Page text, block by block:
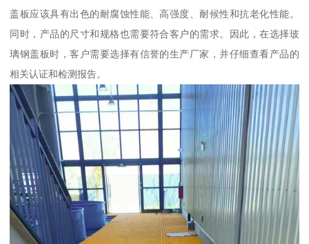
盖板应该具有出色的耐腐蚀性能、高强度、耐候性和抗老化性能。
同时，产品的尺寸和规格也需要符合客户的需求。因此，在选择玻
璃钢盖板时，客户需要选择有信誉的生产厂家，并仔细查看产品的
相关认证和检测报告。